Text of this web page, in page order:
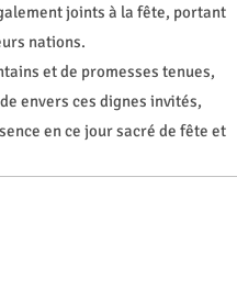
joints à la fête, portant
nations.
et de promesses tenues,
envers ces dignes invités,
en ce jour sacré de fête et